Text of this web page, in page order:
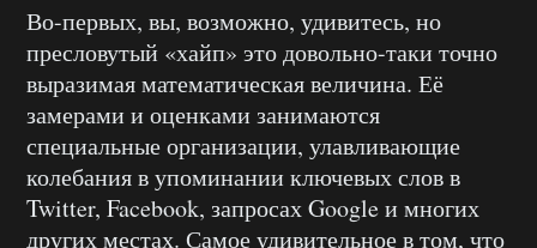
Во-первых, вы, возможно, удивитесь, но
пресловутый «хайп» это довольно-таки точно
выразимая математическая величина. Её
замерами и оценками занимаются
специальные организации, улавливающие
колебания в упоминании ключевых слов в
Twitter, Facebook, запросахGoogleи многих
других местах. Самое удивительное в том, что